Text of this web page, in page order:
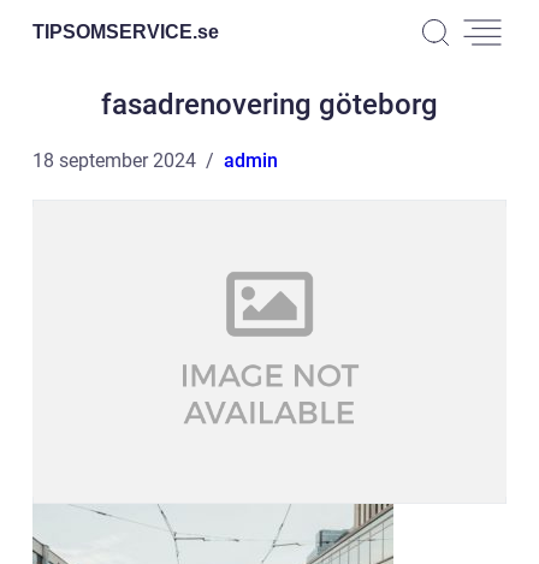
TIPSOMSERVICE.se
fasadrenovering göteborg
18 september 2024 admin